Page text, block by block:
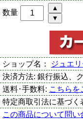
数量
ショップ名：
ジュエ
決済方法: 銀行振込、
送料･手数料: こちらを
特定商取引法に基づく
この商品について問い